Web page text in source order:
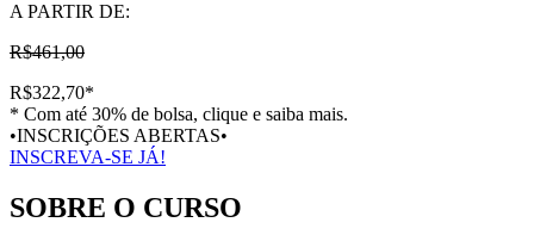
A PARTIR DE:
R$461,00
R$322,70*
* Com até 30% de bolsa, clique e saiba mais.
•INSCRIÇÕES ABERTAS•
INSCREVA-SE JÁ!
SOBRE O CURSO